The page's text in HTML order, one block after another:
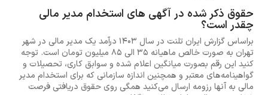
حقوق ذکر شده در آگهی های استخدام مدیر مالی
چقدر است؟
براساس گزارش ایران تلنت در سال 1403 درآمد یک مدیر مالی در شهر
تهران به صورت خالص ماهیانه 35 الی 85 میلیون تومان است. توجه
کنید این رقم بصورت میانگین اعلام شده و سوابق کاری، تحصیلات و
گواهینامه‌های معتبر و همچنین اندازه سازمانی که برای استخدام مدیر
مالی به آنها رزومه ارسال می‌کنید همگی روی حقوق دریافتی فرصت